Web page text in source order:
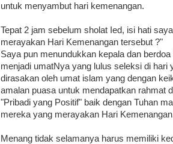
untuk menyambut hari kemenangan.
Tepat 2 jam sebelum sholat Ied, isi hati
merayakan Hari Kemenangan tersebut ?"
Saya pun menundukkan kepala dan
menjadi umatNya yang lulus seleksi di hari
dirasakan oleh umat islam yang dengan
amalan puasa untuk mendapatkan rahmat
"Pribadi yang Positif" baik dengan Tuhan
mereka yang merayakan Hari
Menang tidak selamanya harus memiliki